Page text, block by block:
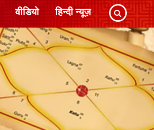
वीडियो हिन्दी न्यूज़